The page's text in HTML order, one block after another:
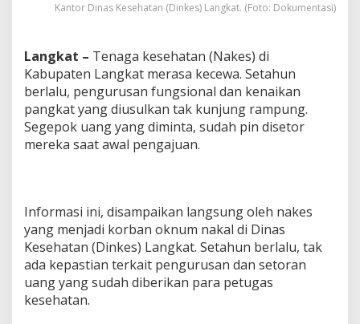
Kantor Dinas Kesehatan (Dinkes) Langkat. (Foto: Dokumentasi)
Langkat – Tenaga kesehatan (Nakes) di
Kabupaten Langkat merasa kecewa. Setahun
berlalu, pengurusan fungsional dan kenaikan
pangkat yang diusulkan tak kunjung rampung.
Segepok uang yang diminta, sudah pin disetor
mereka saat awal pengajuan.
Informasi ini, disampaikan langsung oleh nakes
yang menjadi korban oknum nakal di Dinas
Kesehatan (Dinkes) Langkat. Setahun berlalu, tak
ada kepastian terkait pengurusan dan setoran
uang yang sudah diberikan para petugas
kesehatan.